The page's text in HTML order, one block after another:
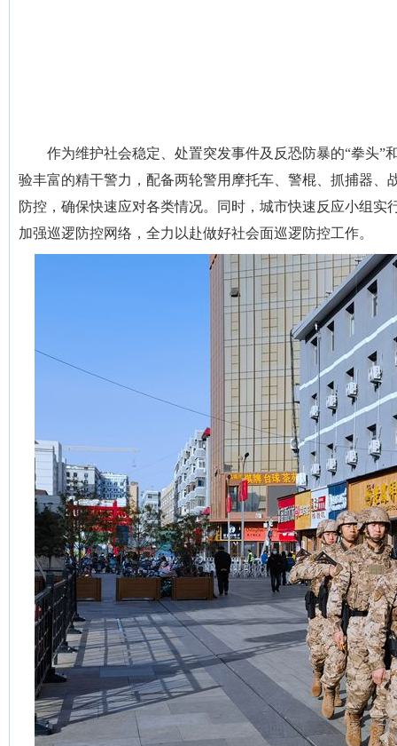
作为维护社会稳定、处置突发事件及反恐防暴的“拳头”
验丰富的精干警力，配备两轮警用摩托车、警棍、抓捕器
防控，确保快速应对各类情况。同时，城市快速反应小组
加强巡逻防控网络，全力以赴做好社会面巡逻防控工作。